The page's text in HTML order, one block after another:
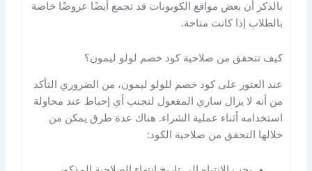
بالذكر أن بعض مواقع الكوبونات قد تجمع أيضًا عروضًا خاصة
بالطلاب إذا كانت متاحة.
كيف تتحقق من صلاحية كود خصم لولو ليمون؟
عند العثور على كود خصم للولو ليمون، من الضروري التأكد
من أنه لا يزال ساري المفعول لتجنب أي إحباط عند محاولة
استخدامه أثناء عملية الشراء. هناك عدة طرق يمكن من
خلالها التحقق من صلاحية الكود: